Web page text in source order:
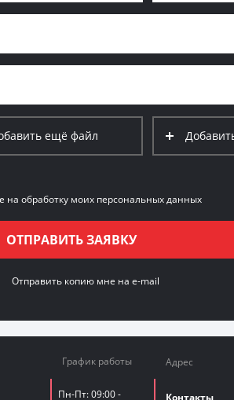
ещё файл
на обработку моих персональных данных
ОТПРАВИТЬ ЗАЯВКУ
Отправить копиюмне на e-mail
График работы
Пн-Пт: 09:00 -
Адрес
Контакты